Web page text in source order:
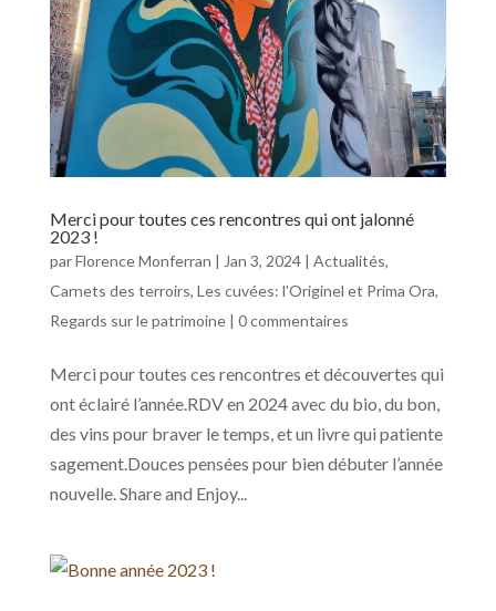
Merci pour toutes ces rencontres qui ont jalonné
2023 !
parFlorence Monferran | Jan 3, 2024| Actualités,
Carnets des terroirs, Les cuvées: l'Originel et Prima Ora,
Regards sur le patrimoine| 0 commentaires
Merci pour toutes ces rencontres et découvertes qui
ont éclairé l’année.RDV en 2024 avec du bio, du bon,
des vins pour braver le temps, et un livre qui patiente
sagement.Douces pensées pour bien débuter l’année
nouvelle. Share and Enjoy...